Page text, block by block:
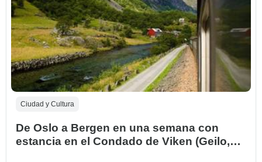
Ciudad y Cultura
De Oslo a Bergen en una semana con
estancia en el Condado de Viken (Geilo,